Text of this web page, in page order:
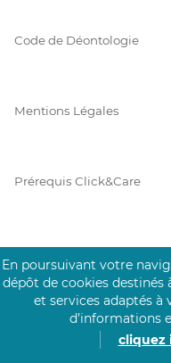
Code de Déontologie
Mentions Légales
Prérequis Click&Care
Protection des Données
Vie Privée
En poursuivant votre
dépôt de cookies destinés
et services adaptés à
d’informations
cliquez